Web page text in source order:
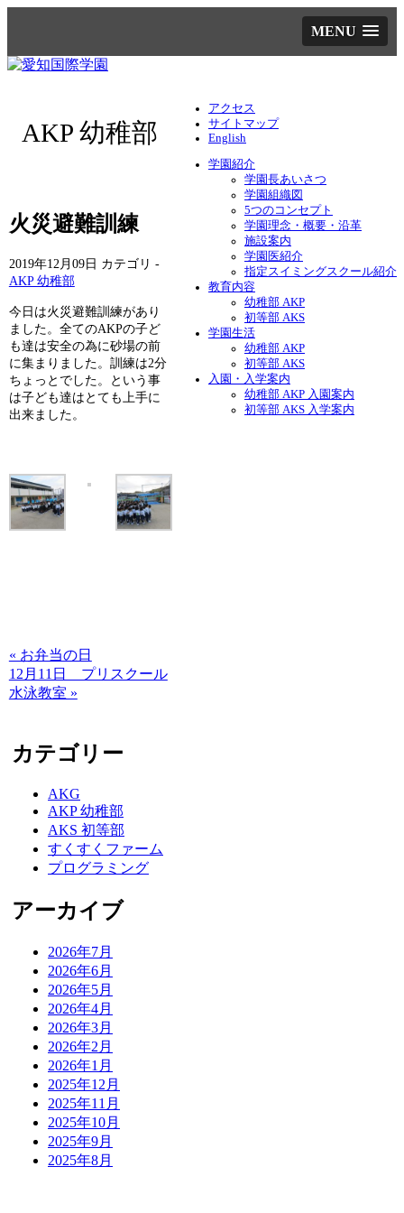
MENU
アクセス
サイトマップ
English
学園紹介
学園長あいさつ
学園組織図
5つのコンセプト
学園理念・概要・沿革
施設案内
学園医紹介
指定スイミングスクール紹介
教育内容
幼稚部 AKP
初等部 AKS
学園生活
幼稚部 AKP
初等部 AKS
入園・入学案内
幼稚部 AKP 入園案内
初等部 AKS 入学案内
AKP 幼稚部
火災避難訓練
2019年12月09日 カテゴリ -
AKP 幼稚部
今日は火災避難訓練があり
ました。全てのAKPの子ど
も達は安全の為に砂場の前
に集まりました。訓練は2分
ちょっとでした。という事
は子ども達はとても上手に
出来ました。
« お弁当の日
12月11日 プリスクール
水泳教室 »
カテゴリー
AKG
AKP 幼稚部
AKS 初等部
すくすくファーム
プログラミング
アーカイブ
2026年7月
2026年6月
2026年5月
2026年4月
2026年3月
2026年2月
2026年1月
2025年12月
2025年11月
2025年10月
2025年9月
2025年8月